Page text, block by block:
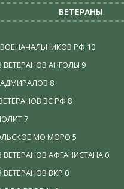
ВЕТЕРАНЫ
РФ 10
АНГОЛЫ 9
8
ВС РФ 8
7
МО МОРО 5
АФГАНИСТАНА 0
ВКР 0